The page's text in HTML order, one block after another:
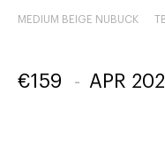
MEDIUM BEIGE NUBUCK
€159 - APR